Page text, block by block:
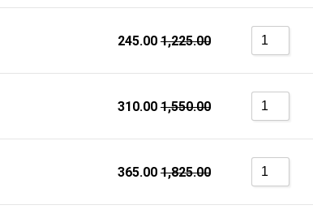
245.00 1,225.00
310.00 1,550.00
365.00 1,825.00